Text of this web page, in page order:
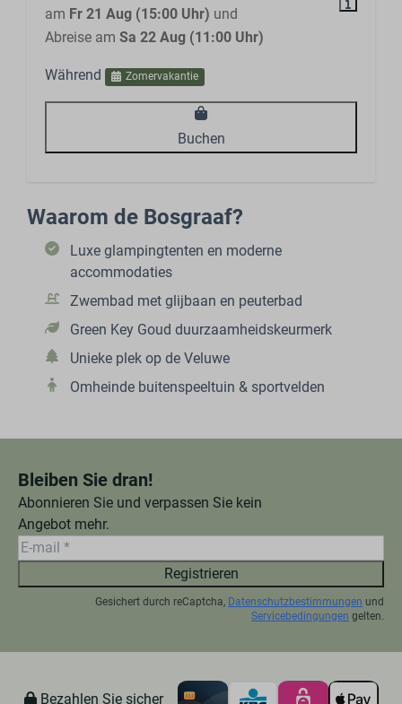
am Fr 21 Aug (15:00 Uhr) und
Abreise am Sa 22 Aug (11:00 Uhr)
Während Zomervakantie
Buchen
Waarom de Bosgraaf?
Luxe glampingtenten en moderne
accommodaties
Zwembad met glijbaan en peuterbad
Green Key Goud duurzaamheidskeurmerk
Unieke plek op de Veluwe
Omheinde buitenspeeltuin & sportvelden
Bleiben Sie dran!
Abonnieren Sie und verpassen Sie kein
Angebot mehr.
Registrieren
Gesichert durch reCaptcha, Datenschutzbestimmungen und
Servicebedingungen gelten.
Bezahlen Sie sicher